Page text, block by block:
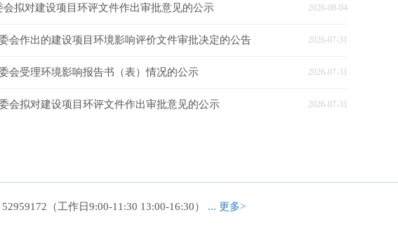
拟对建设项目环评文件作出审批意见的公示 2026-08-04
会作出的建设项目环境影响评价文件审批决定的公告 2026-07-31
会受理环境影响报告书（表）情况的公示 2026-07-31
会拟对建设项目环评文件作出审批意见的公示 2026-07-31
52959172 （工作日9:00-11:30 13:00-16:30） ... 更多>